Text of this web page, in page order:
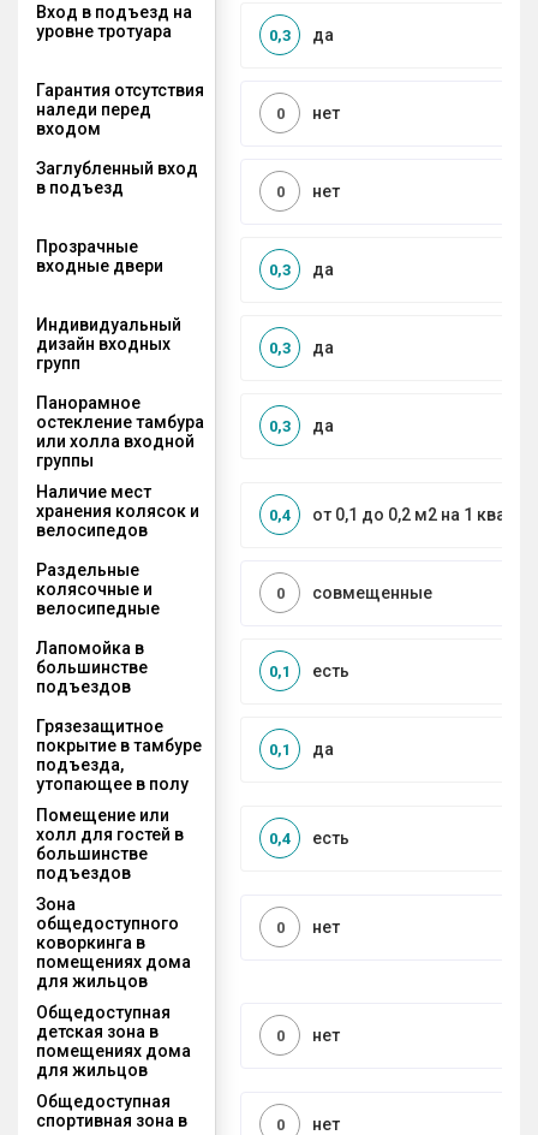
Вход в подъезд на
уровне тротуара
да
0,3
Гарантия отсутствия
наледи перед
входом
нет
0
Заглубленный вход
в подъезд
нет
0
Прозрачные
входные двери
да
0,3
Индивидуальный
дизайн входных
групп
да
0,3
Панорамное
остекление тамбура
или холла входной
группы
да
0,3
Наличие мест
хранения колясок и
велосипедов
от 0,1 до 0,2 м2 на 1
0,4
Раздельные
колясочные и
велосипедные
совмещенные
0
Лапомойка в
большинстве
подъездов
есть
0,1
Грязезащитное
покрытие в тамбуре
подъезда,
утопающее в полу
да
0,1
Помещение или
холл для гостей в
большинстве
подъездов
есть
0,4
Зона
общедоступного
коворкинга в
помещениях дома
для жильцов
нет
0
Общедоступная
детская зона в
помещениях дома
для жильцов
нет
0
Общедоступная
спортивная зона в
нет
0